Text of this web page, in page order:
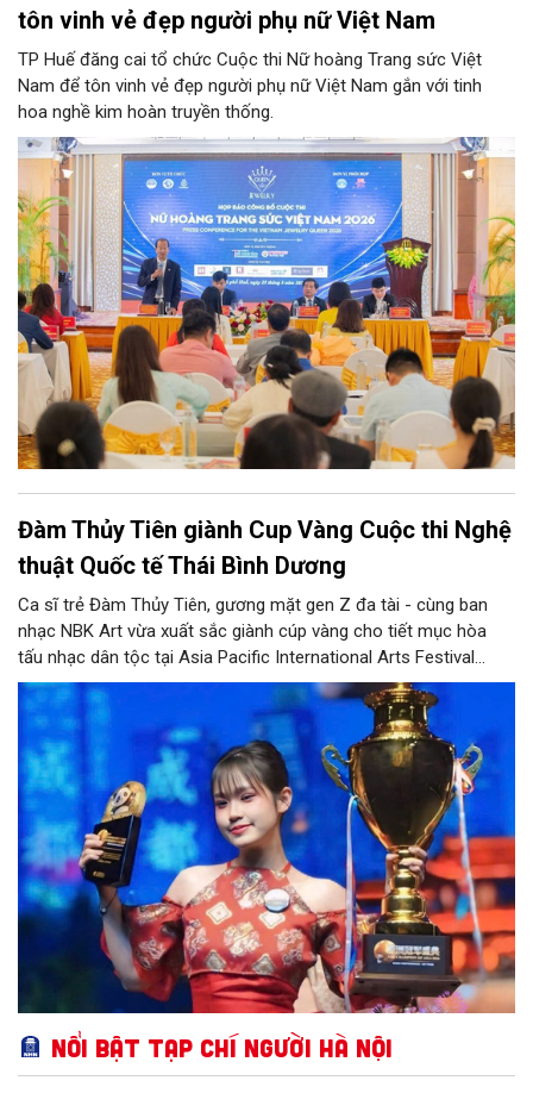
tôn vinh vẻ đẹp người phụ nữ Việt Nam
TP Huế đăng cai tổ chức Cuộc thi Nữ hoàng Trang sức Việt
Nam để tôn vinh vẻ đẹp người phụ nữ Việt Nam gắn với tinh
hoa nghề kim hoàn truyền thống.
Đàm Thủy Tiên giành Cup Vàng Cuộc thi Nghệ
thuật Quốc tế Thái Bình Dương
Ca sĩ trẻ Đàm Thủy Tiên, gương mặt gen Z đa tài - cùng ban
nhạc NBK Art vừa xuất sắc giành cúp vàng cho tiết mục hòa
tấu nhạc dân tộc tại Asia Pacific International Arts Festival
(APIAF) - Liên hoan Nghệ thuật quốc tế châu Á - Thái Bình
Dương.
Nổi bật Tạp chí Người Hà Nội